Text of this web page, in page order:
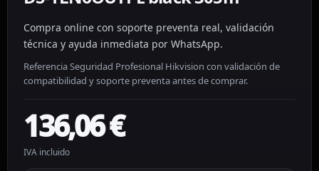
Compra online con soporte preventa real, validación
técnica y ayuda inmediata por WhatsApp.
Referencia Seguridad Profesional Hikvision con validación de
compatibilidad y soporte preventa antes de comprar.
136,06€
IVA incluido